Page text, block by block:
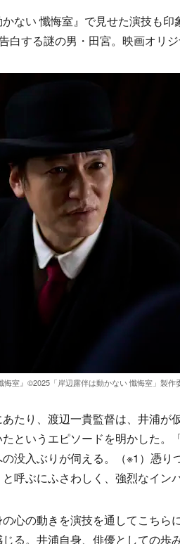
ない 懺悔室』で見せた演技も印
白する謎の男・田宮。映画オリ
悔室』©2025「岸辺露伴は動かない 懺悔室」製
たり、渡辺一貴監督は、井浦が
というエピソードを明かした。
没入ぶりが伺える。（※1）憑
呼ぶにふさわしく、強烈なイン
心の動きを演技を通してこちら
る。井浦自身、俳優としての歩